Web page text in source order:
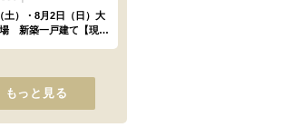
もっと見る